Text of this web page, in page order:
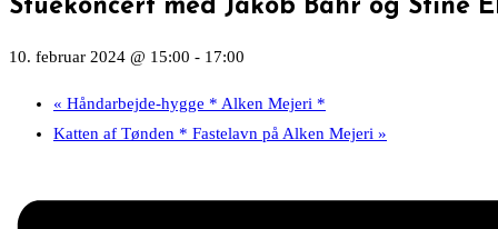
Stuekoncert med Jakob Bahr og Stine
10. februar 2024 @ 15:00 - 17:00
« Håndarbejde-hygge * Alken Mejeri *
Katten af Tønden * Fastelavn på Alken Mejeri »